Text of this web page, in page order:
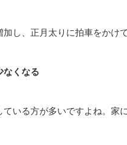
し、正月太りに拍車をかけ
くなる
いる方が多いですよね。家